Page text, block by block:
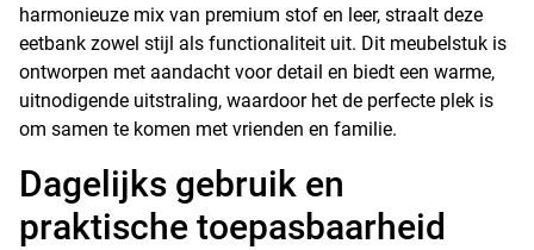
harmonieuze mix van premium stof en leer, straalt deze
eetbank zowel stijl als functionaliteit uit. Dit meubelstuk is
ontworpen met aandacht voor detail en biedt een warme,
uitnodigende uitstraling, waardoor het de perfecte plek is
om samen te komen met vrienden en familie.
Dagelijks gebruik en
praktische toepasbaarheid